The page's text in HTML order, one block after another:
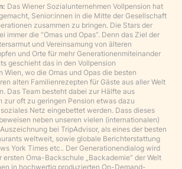
Das Wiener Sozialunternehmen Vollpension hat
Senior:innen in die Mitte der Gesellschaft
zusammen zu bringen. Die Stars der
immer die “Omas und Opas”. Denn das Ziel der
und Vereinsamung von älteren
und Orte für mehr Generationenmiteinander
geschieht das in den Vollpension
Wien, wo die Omas und Opas die besten
alten Familienrezepten für Gäste aus aller Welt
Das Team besteht dabei zur Hälfte aus
zur oft zu geringen Pension etwas dazu
Netz eingebettet werden. Dass dieses
neben unseren vielen (internationalen)
bei TripAdvisor, als eines der besten
weltweit, sowie globale Berichterstattung
York Times etc.. Der Generationendialog wird
Oma-Backschule „Backademie“ der Welt
in hochwertig produzierten On-Demand-